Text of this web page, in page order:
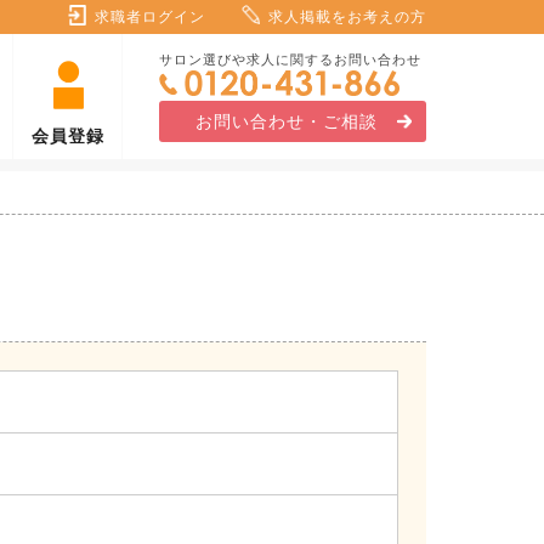
求職者ログイン 求人掲載をお考えの方
会員登録
サロン選びや求人に関するお問い合わせ
お問い合わせ・ご相談